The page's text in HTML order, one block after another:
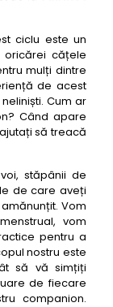
ciclu este un
cățele
mulți dintre
de acest
Cum ar
Când apare
să treacă
stăpânii de
de care aveți
Vom
vom
pentru a
nostru este
să vă simțiți
de fiecare
companion.